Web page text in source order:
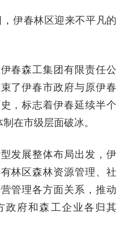
伊春林区迎来不平凡的
森工集团有限责任公
了伊春市政府与原伊春
，标志着伊春延续半个
在市级层面破冰。
展整体布局出发，伊
林区森林资源管理、社
管理各方面关系，推动
政府和森工企业各归其